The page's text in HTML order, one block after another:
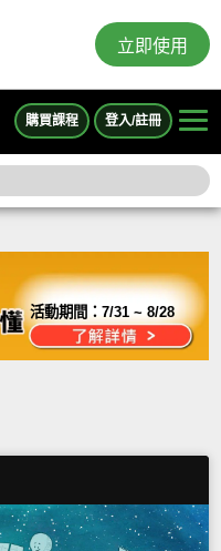
立即使用
購買課程 登入/註冊
活動期間：7/31 ~ 8/28